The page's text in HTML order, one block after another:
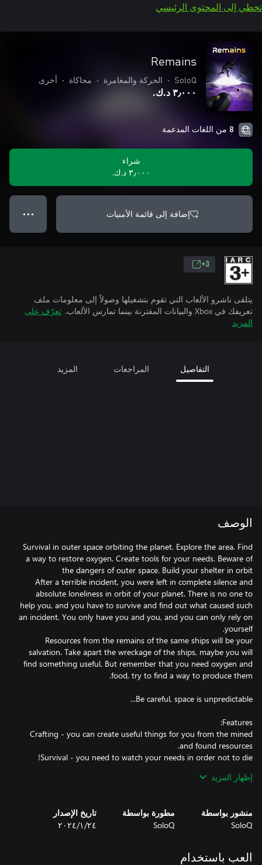
تخطي إلى المحتوى الرئيسي
Remains
SoloQ
• الحركة والمغامرة • محاكاة • أخرى
٣٫٠٠٠ د.ك.‏
8 من اللغات المدعمة
شراء
٣٫٠٠٠ د.ك.‏
إضافة إلى قائمة الأمنيات ● ● ●
3+
يتلقى ناشرو الألعاب التي تقوم بتشغيلها وصولاً إلى معلومات ملف
تعريفك في Xbox والبيانات المقترنة بينما تمارس الألعاب.
تعرّف على
المزيد
التفاصيل المراجعات المزيد
الوصف
Survival in outer space orbiting the planet. Explore the area. Find
a way to restore oxygen. Create tools for your needs. Beware of
After a terrible incident, you were left in complete silence and
absolute loneliness in orbit of your planet. There is no one to
help you, and you have to survive and find out what caused such
an incident. You only have you and you, and you can only rely on
Resources from the remains of the same ships will be your
salvation. Take apart the wreckage of the ships, maybe you will
find something useful. But remember that you need oxygen and
Crafting - you can create useful things for you from the mined
Manufacturing - create mechanisms for the production of your
too far.
إظهار المزيد
منشور بواسطة
SoloQ
مطورة بواسطة
SoloQ
تاريخ الإصدار
٢٤‏/١‏/٢٠٢٤
العب باستخدام